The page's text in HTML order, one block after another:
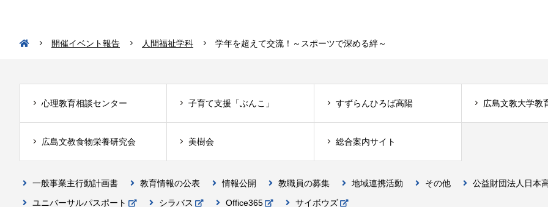
開催イベント報告 人間福祉学科 学年を超えて交流！～スポーツで深める絆～
心理教育相談センター 子育て支援「ぶんこ」 すずらんひろば高陽 広島文教大学教
広島文教食物栄養研究会 美樹会 総合案内サイト
一般事業主行動計画書 教育情報の公表 情報公開 教職員の募集 地域連携活動 その他
公益財団法人日本
ユニバーサルパスポート
シラバス Office365 サイボウズ